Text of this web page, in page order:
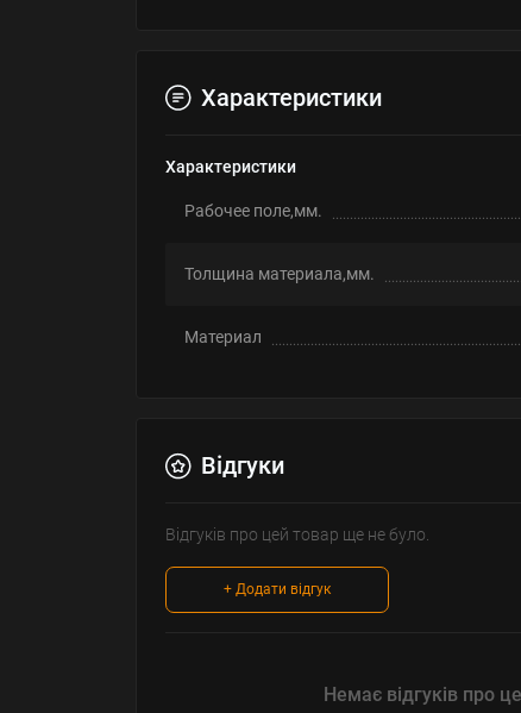
Характеристики
Характеристики
Рабочее поле,мм.
Толщина материала,мм.
Материал
Відгуки
Відгуків про цей товар ще не було.
+ Додати відгук
Немає відгуків про